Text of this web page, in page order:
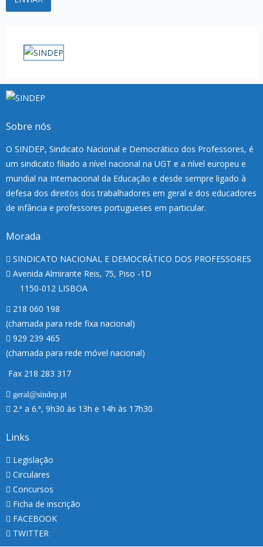
Sobre nós
O SINDEP, Sindicato Nacional e Democrático dos Professores, é
um sindicato filiado a nível nacional na UGT e a nível europeu e
mundial na Internacional da Educação e desde sempre ligado à
defesa dos direitos dos trabalhadores em geral e dos educadores
de infância e professores portugueses em particular.
Morada
SINDICATO NACIONAL E DEMOCRÁTICO DOS PROFESSORES
Avenida Almirante Reis, 75, Piso -1D
1150-012 LISBOA
218 060 198
(chamada para rede fixa nacional)
929 239 465
(chamada para rede móvel nacional)
Fax 218 283 317
geral@sindep.pt
2.ª a 6.ª, 9h30 às 13h e 14h às 17h30
Links
Legislação
Circulares
Concursos
Ficha de inscrição
FACEBOOK
TWITTER